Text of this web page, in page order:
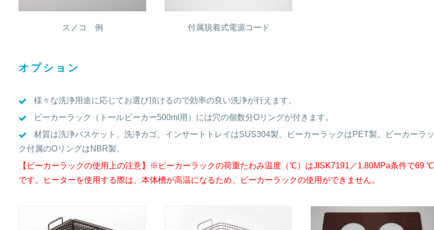
スノコ 例 付属脱着式電源コード
オプション
様々な洗浄用途に応じてお選び頂けるので効率の良い洗浄が行えます。
ビーカーラック（トールビーカー500ml用）には穴の個数分Oリングが付きます。
材質は洗浄バスケット、洗浄カゴ、インサートトレイはSUS304製、ビーカーラックはPET製。ビーカーラッ
ク付属のОリングはNBR製。
【ビーカーラックの使用上の注意】※ビーカーラックの荷重たわみ温度（℃）はJISK7191／1.80MPa条件で69 ℃
です。ヒーターを使用する際は、本体槽が高温になるため、ビーカーラックの使用ができません。